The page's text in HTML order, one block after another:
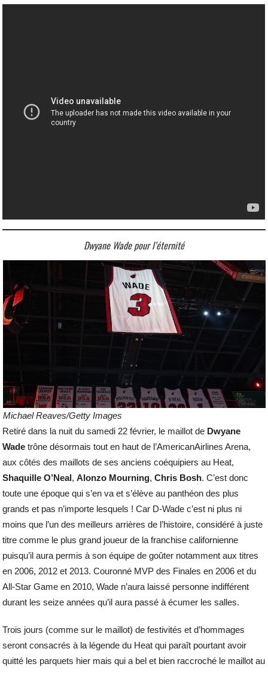
Dwyane Wade pour l’éternité
Michael Reaves/Getty Images
Retiré dans la nuit du samedi 22 février, le maillot de Dwyane
Wade trône désormais tout en haut de l’AmericanAirlines Arena,
aux côtés des maillots de ses anciens coéquipiers au Heat,
Shaquille O’Neal,Alonzo Mourning,Chris Bosh. C’est donc
toute une époque qui s’en va et s’élève au panthéon des plus
grands et pas n’importe lesquels ! Car D-Wade c’est ni plus ni
moins que l’un des meilleurs arrières de l’histoire, considéré à juste
titre comme le plus grand joueur de la franchise californienne
puisqu’il aura permis à son équipe de goûter notamment aux titres
en 2006, 2012 et 2013. Couronné MVP des Finales en 2006 et du
All-Star Game en 2010, Wade n’aura laissé personne indifférent
durant les seize années qu’il aura passé à écumer les salles.
Trois jours (comme sur le maillot) de festivités et d’hommages
seront consacrés à la légende du Heat qui paraît pourtant avoir
quitté les parquets hier mais qui a bel et bien raccroché le maillot au